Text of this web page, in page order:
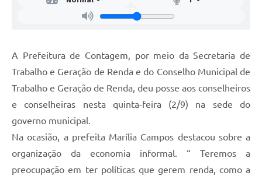
A Prefeitura de Contagem, por meio da Secretaria de
Trabalho e Geração de Renda e do Conselho Municipal de
Trabalho e Geração de Renda, deu posse aos conselheiros
e conselheiras nesta quinta-feira (2/9) na sede do
governo municipal.
Na ocasião, a prefeita Marília Campos destacou sobre a
organização da economia informal. “ Teremos a
preocupação em ter políticas que gerem renda, como a